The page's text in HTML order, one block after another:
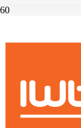
หน้าแรก
แผ่นยิปซั่มแบบขอบ
แผ่นยิปซั่มแ